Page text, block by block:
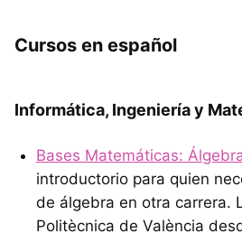
Cursos en español
Informática, Ingeniería y
Bases Matemáticas:
introductorio para quien
de álgebra en otra carrera.
Politècnica de València